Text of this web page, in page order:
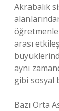
Akrabalık
arası
aynı
gibi sosyal
Bazı Orta